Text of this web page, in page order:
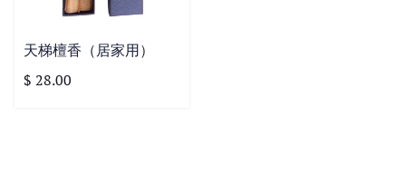
天梯檀香（居家用）
$ 28.00